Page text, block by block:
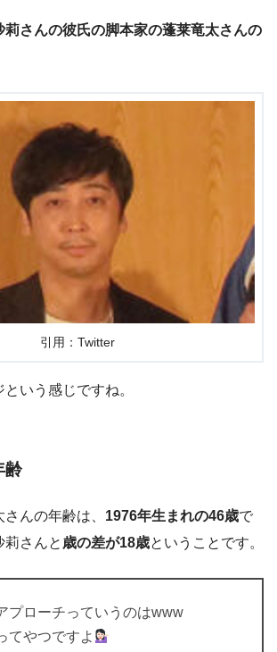
莉さんの彼氏の脚本家の蓬莱竜太さんの
引用：Twitter
いう感じですね。
齢
んの年齢は、 1976年生まれの46歳で
莉さんと 歳の差が18歳ということです。
プローチっていうのはwww
てやつですよ